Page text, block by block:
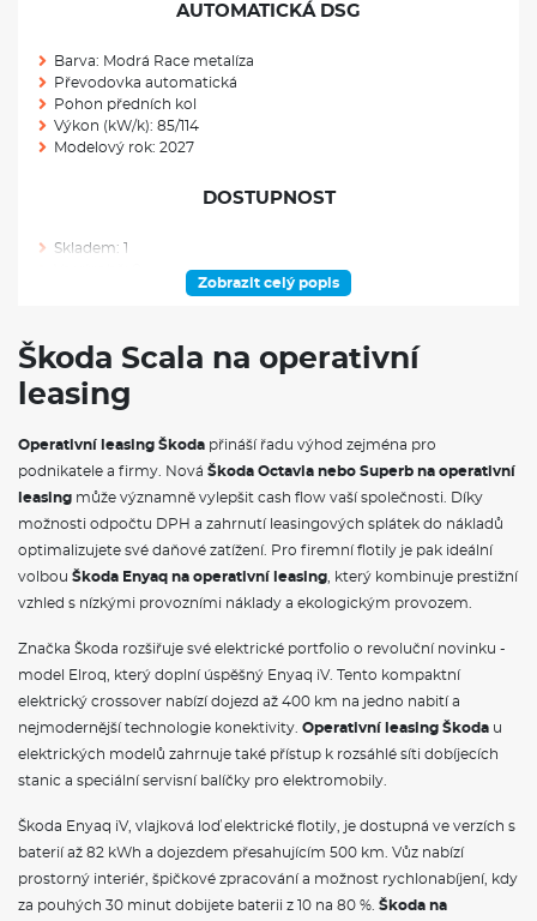
AUTOMATICKÁ DSG
Barva: Modrá Race metalíza
Převodovka automatická
Pohon předních kol
Výkon (kW/k): 85/114
Modelový rok: 2027
DOSTUPNOST
Skladem: 1
Rezervní kolo (neplnohodnotné)
Sada nářadí
2× USB-C vpředu a 2× USB-C vzadu (nabíjecí výkon až 45 W)
8 reproduktorů
Dvouzónová klimatizace Climatronic
Bezdrátový SmartLink
Interiér plus
VÝBAVA VE VÝBAVA STUPNI
Rozpoznávání dopravních značek
Kryt zavazadlového prostoru se sítí na zavazadla
Schránka před spolujezdcem
Sluneční clony s kosmetickým zrcátkem
Černé lesklé orámování v interiéru
Síťový program
Šedý strop
Textilní dekor palubní desky Creppe šedý
Standardní lišty oken
Konvexní vnější zpětné zrcátko u spolujezdce
Konvexní vnější zpětné zrcátko u řidiče
Zobrazit celý popis
Škoda Scala na operativní
leasing
Operativní leasing Škoda přináší řadu výhod zejména pro
podnikatele a firmy. Nová Škoda Octavia nebo Superb na operativní
leasing může významně vylepšit cash flow vaší společnosti. Díky
možnosti odpočtu DPH a zahrnutí leasingových splátek do nákladů
optimalizujete své daňové zatížení. Pro firemní flotily je pak ideální
volbou Škoda Enyaq na operativní leasing , který kombinuje prestižní
vzhled s nízkými provozními náklady a ekologickým provozem.
Značka Škoda rozšiřuje své elektrické portfolio o revoluční novinku -
model Elroq, který doplní úspěšný Enyaq iV. Tento kompaktní
elektrický crossover nabízí dojezd až 400 km na jedno nabití a
nejmodernější technologie konektivity. Operativní leasing Škoda u
elektrických modelů zahrnuje také přístup k rozsáhlé síti dobíjecích
stanic a speciální servisní balíčky pro elektromobily.
Škoda Enyaq iV, vlajková loď elektrické flotily, je dostupná ve verzích s
baterií až 82 kWh a dojezdem přesahujícím 500 km. Vůz nabízí
prostorný interiér, špičkové zpracování a možnost rychlonabíjení, kdy
za pouhých 30 minut dobijete baterii z 10 na 80 %. Škoda na